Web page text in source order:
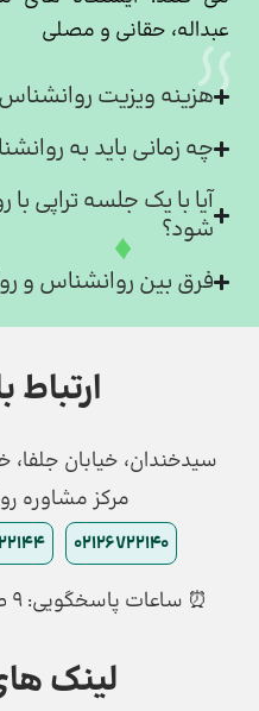
عبداله، حقانی و مصلی
هزینه ویزیت
چه زمانی باید به
آیا با یک جلسه تراپی
شود؟
فرق بین روانشناس و
ارتباط
مرکز مشاوره
02126722140
⏰ ساعات پاسخگویی: ۹ صبح تا ۲۱ - حتی ایام تعطیل
لینک